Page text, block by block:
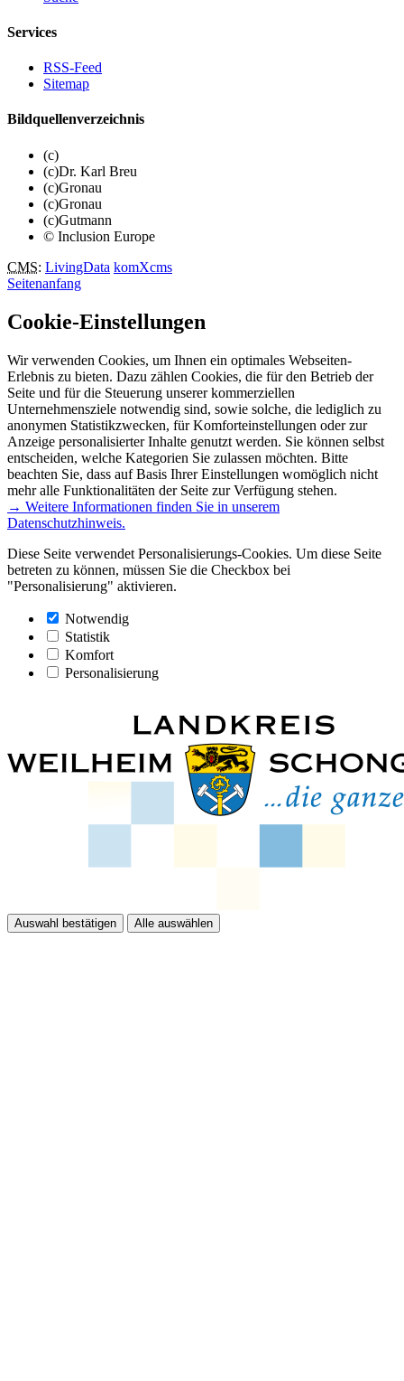
Services
RSS-Feed
Sitemap
Bildquellenverzeichnis
(c)
(c)Dr. Karl Breu
(c)Gronau
(c)Gronau
(c)Gutmann
© Inclusion Europe
CMS: LivingData komXcms
Seitenanfang
Cookie-Einstellungen
Wir verwenden Cookies, um Ihnen ein optimales Webseiten-
Erlebnis zu bieten. Dazu zählen Cookies, die für den Betrieb der
Seite und für die Steuerung unserer kommerziellen
Unternehmensziele notwendig sind, sowie solche, die lediglich zu
anonymen Statistikzwecken, für Komforteinstellungen oder zur
Anzeige personalisierter Inhalte genutzt werden. Sie können selbst
entscheiden, welche Kategorien Sie zulassen möchten. Bitte
beachten Sie, dass auf Basis Ihrer Einstellungen womöglich nicht
mehr alle Funktionalitäten der Seite zur Verfügung stehen.
→ Weitere Informationen finden Sie in unserem
Datenschutzhinweis.
Diese Seite verwendet Personalisierungs-Cookies. Um diese Seite
betreten zu können, müssen Sie die Checkbox bei
"Personalisierung" aktivieren.
Notwendig
Statistik
Komfort
Personalisierung
Auswahl bestätigen Alle auswählen